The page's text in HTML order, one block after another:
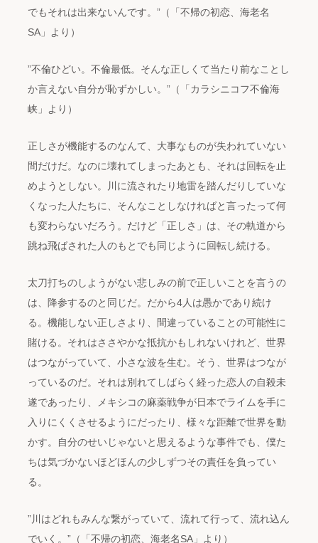
でもそれは出来ないんです。”（「不帰の初恋、海老名
SA」より）
”不倫ひどい。不倫最低。そんな正しくて当たり前なことし
か言えない自分が恥ずかしい。”（「カラシニコフ不倫海
峡」より）
正しさが機能するのなんて、大事なものが失われていない
間だけだ。なのに壊れてしまったあとも、それは回転を止
めようとしない。川に流されたり地雷を踏んだりしていな
くなった人たちに、そんなことしなければと言ったって何
も変わらないだろう。だけど「正しさ」は、その軌道から
跳ね飛ばされた人のもとでも同じように回転し続ける。
太刀打ちのしようがない悲しみの前で正しいことを言うの
は、降参するのと同じだ。だから4人は愚かであり続け
る。機能しない正しさより、間違っていることの可能性に
賭ける。それはささやかな抵抗かもしれないけれど、世界
はつながっていて、小さな波を生む。そう、世界はつなが
っているのだ。それは別れてしばらく経った恋人の自殺未
遂であったり、メキシコの麻薬戦争が日本でライムを手に
入りにくくさせるようにだったり、様々な距離で世界を動
かす。自分のせいじゃないと思えるような事件でも、僕た
ちは気づかないほどほんの少しずつその責任を負ってい
る。
”川はどれもみんな繋がっていて、流れて行って、流れ込ん
でいく。”（「不帰の初恋、海老名SA」より）